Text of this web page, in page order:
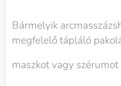
Bármelyik
megfelelő tápláló
maszkot vagy